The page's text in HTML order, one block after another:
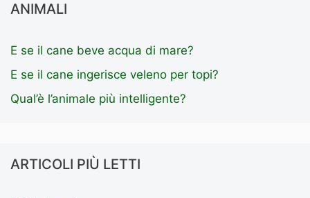
ANIMALI
E se il cane beve acqua di mare?
E se il cane ingerisce veleno per topi?
Qual’è l’animale più intelligente?
ARTICOLI PIÙ LETTI